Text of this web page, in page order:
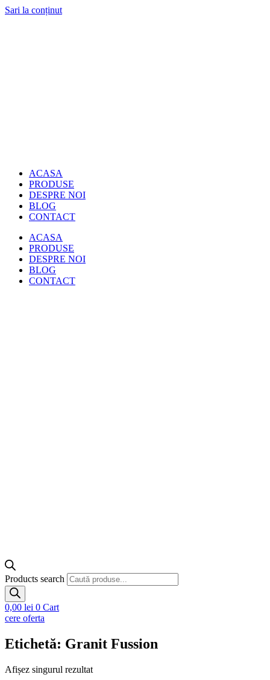
Sari la conținut
ACASA
PRODUSE
DESPRE NOI
BLOG
CONTACT
ACASA
PRODUSE
DESPRE NOI
BLOG
CONTACT
Products search
0,00 lei 0 Cart
cere oferta
Etichetă: Granit Fussion
Afișez singurul rezultat